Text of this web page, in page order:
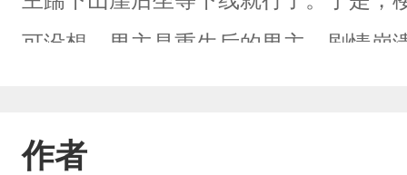
可没想，男主是重生后的男主。剧情
作者